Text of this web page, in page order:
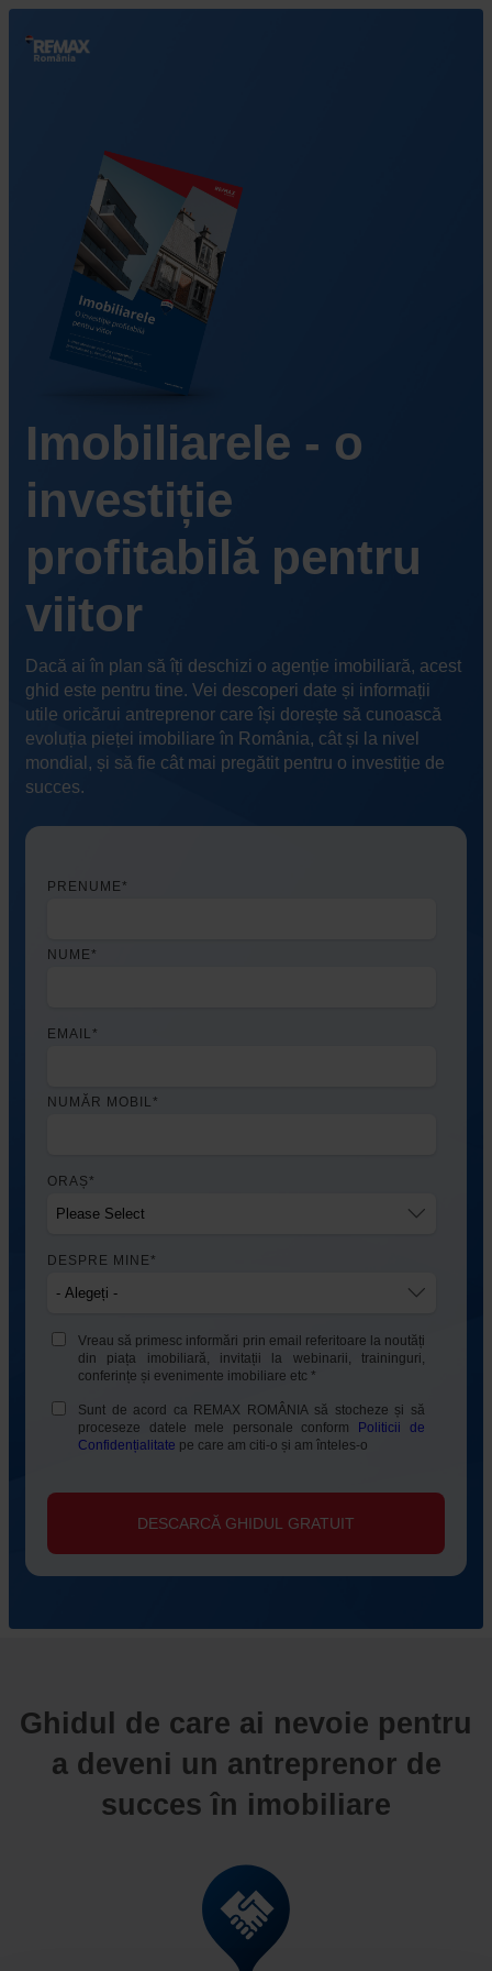
Imobiliarele - o
investiție
profitabilă pentru
viitor
Dacă ai în plan să îți deschizi o agenție imobiliară, acest
ghid este pentru tine. Vei descoperi date și informații
utile oricărui antreprenor care își dorește să cunoască
evoluția pieței imobiliare în România, cât și la nivel
mondial, și să fie cât mai pregătit pentru o investiție de
succes.
PRENUME*
NUME*
EMAIL *
NUMĂR MOBIL *
ORAȘ*
DESPRE MINE*
Vreau să primesc informări prin email referitoare la noutăți
din piața imobiliară, invitații la webinarii, traininguri,
conferințe și evenimente imobiliare etc *
Sunt de acord ca REMAX ROMÂNIA să stocheze și să
proceseze datele mele personale conform Politicii de
Confidențialitate pe care am citi-o și am înteles-o
Ghidul de care ai nevoie pentru
a deveni un antreprenor de
succes în imobiliare